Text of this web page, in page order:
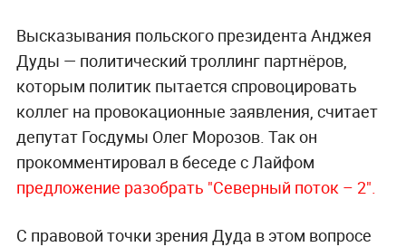
Высказывания польского президента Анджея
Дуды — политический троллинг партнёров,
которым политик пытается спровоцировать
коллег на провокационные заявления, считает
депутат Госдумы Олег Морозов. Так он
прокомментировал в беседе с Лайфом
предложение разобрать "Северный поток – 2".
С правовой точки зрения Дуда в этом вопросе